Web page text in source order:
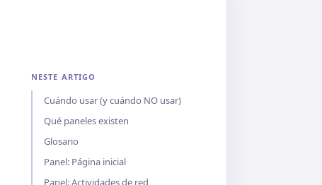
NESTE ARTIGO
Cuándo usar (y cuándo NO usar)
Qué paneles existen
Glosario
Panel: Página inicial
Panel: Actividades de red